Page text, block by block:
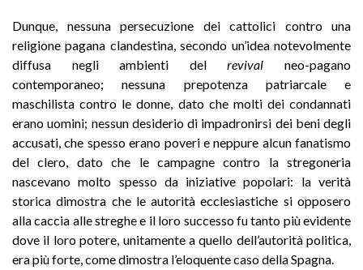
Dunque, nessuna persecuzione dei cattolici contro una
religione pagana clandestina, secondo un’idea notevolmente
diffusa negli ambienti delrevivalneo-pagano
contemporaneo; nessuna prepotenza patriarcale e
maschilista contro le donne, dato che molti dei condannati
erano uomini; nessun desiderio di impadronirsi dei beni degli
accusati, che spesso erano poveri e neppure alcun fanatismo
del clero, dato che le campagne contro la stregoneria
nascevano molto spesso da iniziative popolari: la verità
storica dimostra che le autorità ecclesiastiche si opposero
alla caccia alle streghe e il loro successo fu tanto più evidente
dove il loro potere, unitamente a quello dell’autorità politica,
era più forte, come dimostra l’eloquente caso della Spagna.